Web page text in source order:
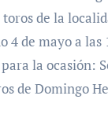
de la
4 de mayo a
la ocasión:
de Domingo